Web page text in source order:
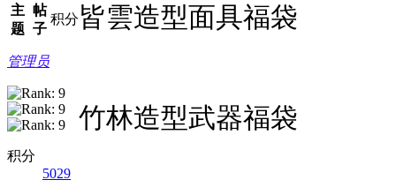
主
题
帖
子
积分
管理员
积分
5029
皆雲造型面具福袋
竹林造型武器福袋